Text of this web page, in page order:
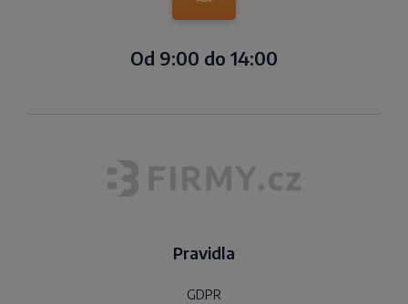
Od 9:00 do 14:00
Pravidla
GDPR